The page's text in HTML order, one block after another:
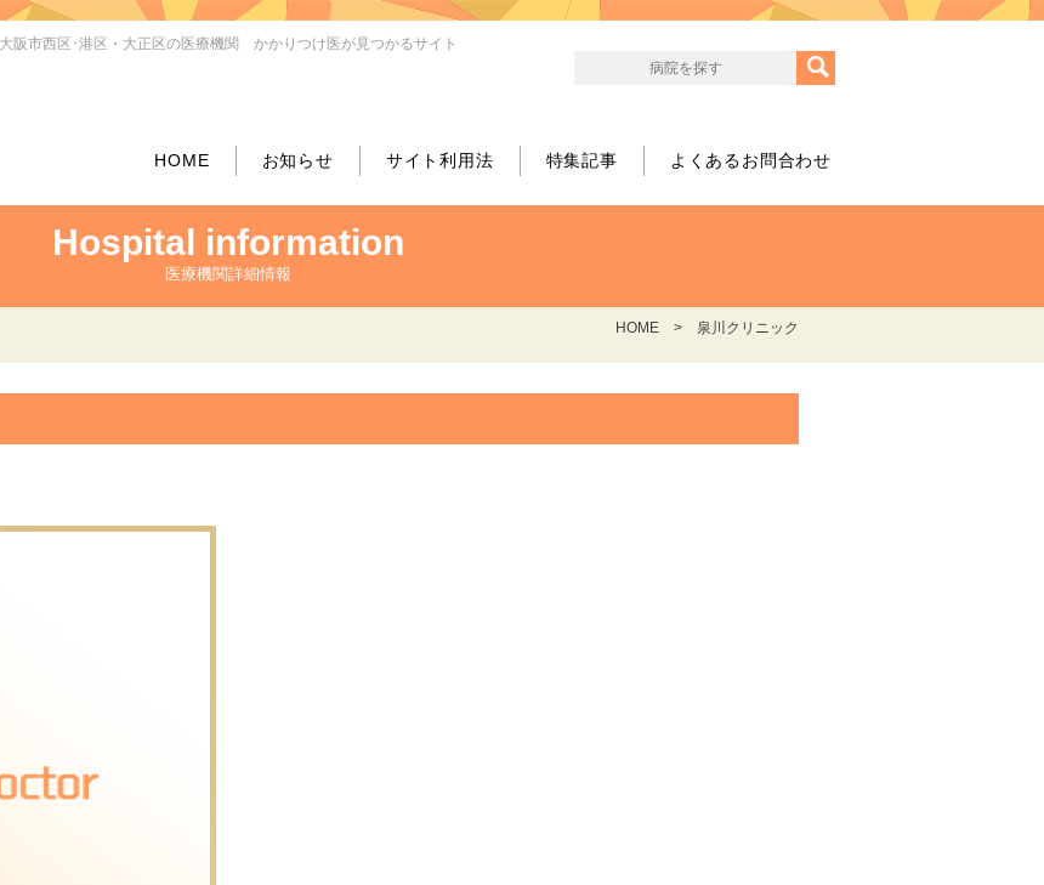
大阪市西区･港区・大正区の医療機関 かかりつけ医が見つかるサイト
HOME お知らせ サイト利用法 特集記事 よくあるお問合わせ
Hospital information
医療機関詳細情報
HOME 泉川クリニック